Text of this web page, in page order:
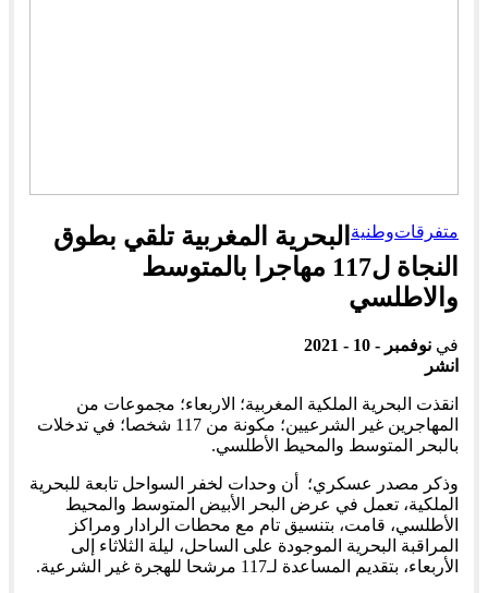
متفرقاتوطنية البحرية المغربية تلقي بطوق
النجاة ل117 مهاجرا بالمتوسط
والاطلسي
في نوفمبر - 10 - 2021
انشر
انقذت البحرية الملكية المغربية؛ الاربعاء؛ مجموعات من
المهاجرين غير الشرعيين؛ مكونة من 117 شخصا؛ في تدخلات
بالبحر المتوسط والمحيط الأطلسي.
وذكر مصدر عسكري؛ أن وحدات لخفر السواحل تابعة للبحرية
الملكية، تعمل في عرض البحر الأبيض المتوسط والمحيط
الأطلسي، قامت، بتنسيق تام مع محطات الرادار ومراكز
المراقبة البحرية الموجودة على الساحل، ليلة الثلاثاء إلى
الأربعاء، بتقديم المساعدة لـ117 مرشحا للهجرة غير الشرعية.